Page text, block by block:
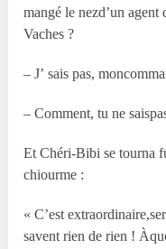
mangé le nezd’un
Vaches ?
– J’ sais pas,
– Comment, tu ne
Et Chéri-Bibi se tourna
chiourme :
« C’est
savent rien de rien !